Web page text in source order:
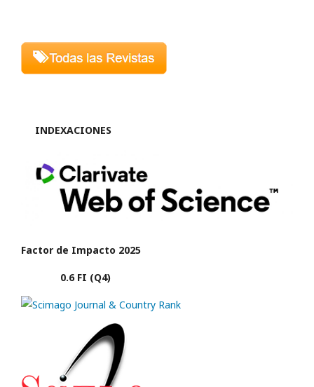
INDEXACIONES
Factor de Impacto 2025
0.6 FI (Q4)